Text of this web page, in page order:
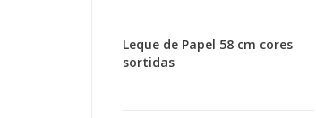
Leque de Papel 58 cm cores
sortidas